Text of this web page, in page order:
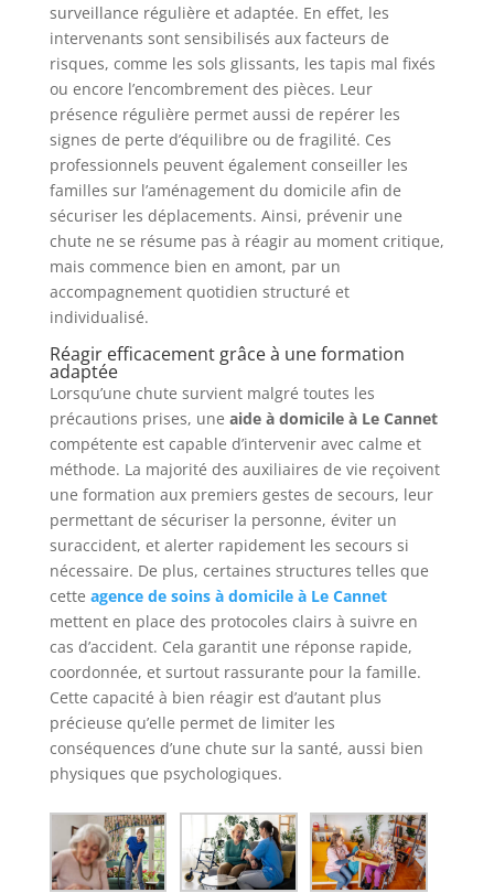
surveillance régulière et adaptée. En effet, les
intervenants sont sensibilisés aux facteurs de
risques, comme les sols glissants, les tapis mal fixés
ou encore l’encombrement des pièces. Leur
présence régulière permet aussi de repérer les
signes de perte d’équilibre ou de fragilité. Ces
professionnels peuvent également conseiller les
familles sur l’aménagement du domicile afin de
sécuriser les déplacements. Ainsi, prévenir une
chute ne se résume pas à réagir au moment critique,
mais commence bien en amont, par un
accompagnement quotidien structuré et
individualisé.
Réagir efficacement grâce à une formation
adaptée
Lorsqu’une chute survient malgré toutes les
précautions prises, une aide à domicile à Le Cannet
compétente est capable d’intervenir avec calme et
méthode. La majorité des auxiliaires de vie reçoivent
une formation aux premiers gestes de secours, leur
permettant de sécuriser la personne, éviter un
suraccident, et alerter rapidement les secours si
nécessaire. De plus, certaines structures telles que
cette agence de soins à domicile à Le Cannet
mettent en place des protocoles clairs à suivre en
cas d’accident. Cela garantit une réponse rapide,
coordonnée, et surtout rassurante pour la famille.
Cette capacité à bien réagir est d’autant plus
précieuse qu’elle permet de limiter les
conséquences d’une chute sur la santé, aussi bien
physiques que psychologiques.